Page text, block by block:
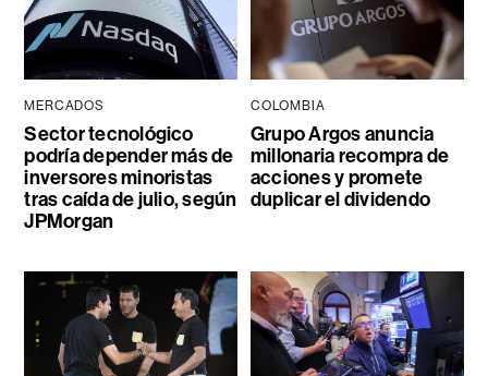
MERCADOS
Sector tecnológico
podría depender más de
inversores minoristas
tras caída de julio, según
JPMorgan
COLOMBIA
Grupo Argos anuncia
millonaria recompra de
acciones y promete
duplicar el dividendo